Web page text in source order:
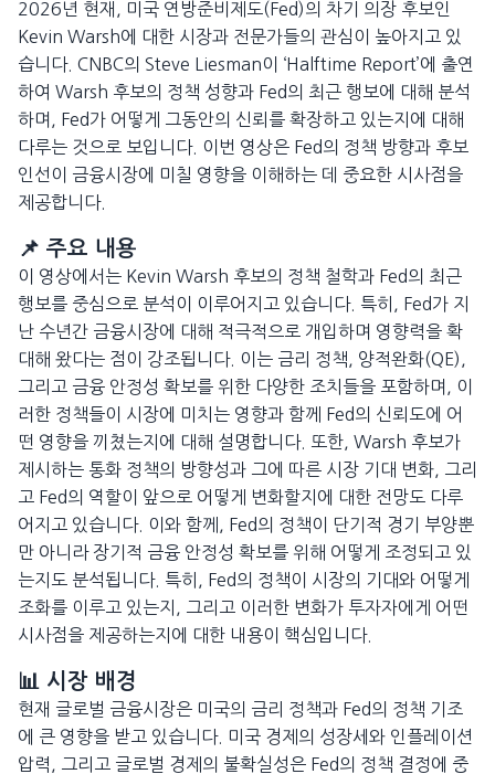
2026년 현재, 미국 연방준비제도(Fed)의 차기 의장 후보인
Kevin Warsh에 대한 시장과 전문가들의 관심이 높아지고 있
습니다. CNBC의 Steve Liesman이 ‘Halftime Report’에 출연
하여 Warsh 후보의 정책 성향과 Fed의 최근 행보에 대해 분석
하며, Fed가 어떻게 그동안의 신뢰를 확장하고 있는지에 대해
다루는 것으로 보입니다. 이번 영상은 Fed의 정책 방향과 후보
인선이 금융시장에 미칠 영향을 이해하는 데 중요한 시사점을
제공합니다.
📌 주요 내용
이 영상에서는 Kevin Warsh 후보의 정책 철학과 Fed의 최근
행보를 중심으로 분석이 이루어지고 있습니다. 특히, Fed가 지
난 수년간 금융시장에 대해 적극적으로 개입하며 영향력을 확
대해 왔다는 점이 강조됩니다. 이는 금리 정책, 양적완화(QE),
그리고 금융 안정성 확보를 위한 다양한 조치들을 포함하며, 이
러한 정책들이 시장에 미치는 영향과 함께 Fed의 신뢰도에 어
떤 영향을 끼쳤는지에 대해 설명합니다. 또한, Warsh 후보가
제시하는 통화 정책의 방향성과 그에 따른 시장 기대 변화, 그리
고 Fed의 역할이 앞으로 어떻게 변화할지에 대한 전망도 다루
어지고 있습니다. 이와 함께, Fed의 정책이 단기적 경기 부양뿐
만 아니라 장기적 금융 안정성 확보를 위해 어떻게 조정되고 있
는지도 분석됩니다. 특히, Fed의 정책이 시장의 기대와 어떻게
조화를 이루고 있는지, 그리고 이러한 변화가 투자자에게 어떤
시사점을 제공하는지에 대한 내용이 핵심입니다.
📊 시장 배경
현재 글로벌 금융시장은 미국의 금리 정책과 Fed의 정책 기조
에 큰 영향을 받고 있습니다. 미국 경제의 성장세와 인플레이션
압력, 그리고 글로벌 경제의 불확실성은 Fed의 정책 결정에 중